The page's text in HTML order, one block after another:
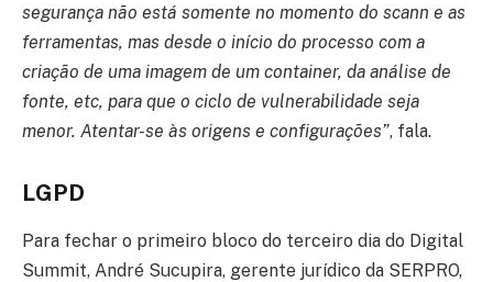
segurança não está somente no momento do scann e as
ferramentas, mas desde o início do processo com a
criação de uma imagem de um container, da análise de
fonte, etc, para que o ciclo de vulnerabilidade seja
menor. Atentar-se às origens e configurações”, fala.
LGPD
Para fechar o primeiro bloco do terceiro dia do Digital
Summit, André Sucupira, gerente jurídico da SERPRO,